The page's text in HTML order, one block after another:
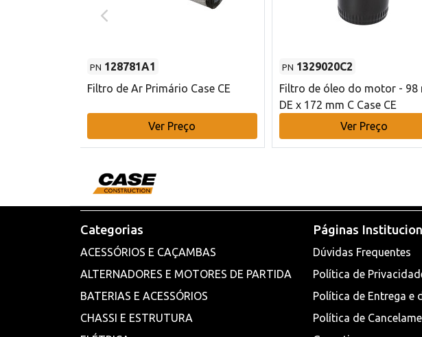
PN 128781A1
Filtro de Ar Primário Case CE
Ver Preço
PN 1329020C2
Filtro de óleo do motor - 98
DE x 172 mm C Case CE
Ver Preço
Categorias
ACESSÓRIOS E CAÇAMBAS
ALTERNADORES E MOTORES DE PARTIDA
BATERIAS E ACESSÓRIOS
CHASSI E ESTRUTURA
Páginas
Dúvidas Frequentes
Política de
Política de Entrega e
Política de